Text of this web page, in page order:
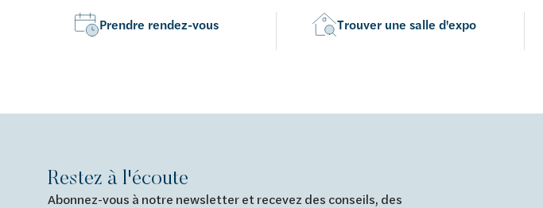
Prendre rendez-vous Trouver une salle d'expo
Restez à l'écoute
Abonnez-vous à notre newsletter et recevez des conseils, des